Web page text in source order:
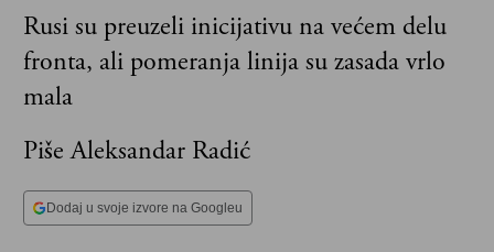
Rusi su preuzeli inicijativu na većem delu
fronta, ali pomeranja linija su zasada vrlo
mala
Piše Aleksandar Radić
Dodaj u svoje izvore na Googleu